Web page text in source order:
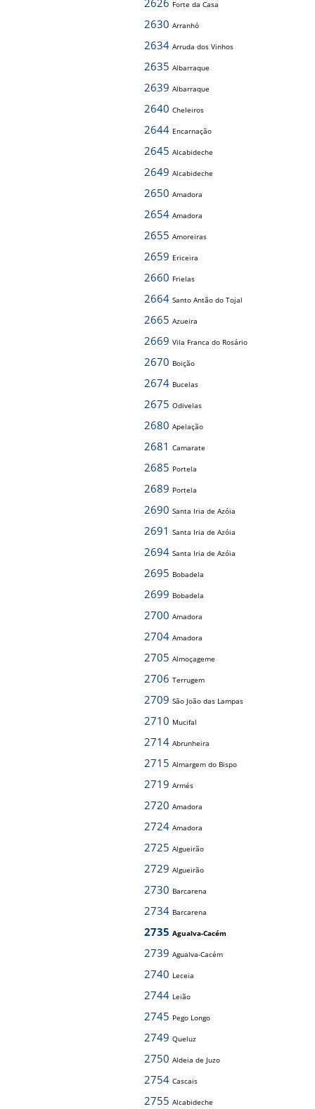
2626 Forte da Casa
2630 Arranhó
2634 Arruda dos Vinhos
2635 Albarraque
2639 Albarraque
2640 Cheleiros
2644 Encarnação
2645 Alcabideche
2649 Alcabideche
2650 Amadora
2654 Amadora
2655 Amoreiras
2659 Ericeira
2660 Frielas
2664 Santo Antão do Tojal
2665 Azueira
2669 Vila Franca do Rosário
2670 Boição
2674 Bucelas
2675 Odivelas
2680 Apelação
2681 Camarate
2685 Portela
2689 Portela
2690 Santa Iria de Azóia
2691 Santa Iria de Azóia
2694 Santa Iria de Azóia
2695 Bobadela
2699 Bobadela
2700 Amadora
2704 Amadora
2705 Almoçageme
2706 Terrugem
2709 São João das Lampas
2710 Mucifal
2714 Abrunheira
2715 Almargem do Bispo
2719 Armés
2720 Amadora
2724 Amadora
2725 Algueirão
2729 Algueirão
2730 Barcarena
2734 Barcarena
2735 Agualva-Cacém
2739 Agualva-Cacém
2740 Leceia
2744 Leião
2745 Pego Longo
2749 Queluz
2750 Aldeia de Juzo
2754 Cascais
2755 Alcabideche